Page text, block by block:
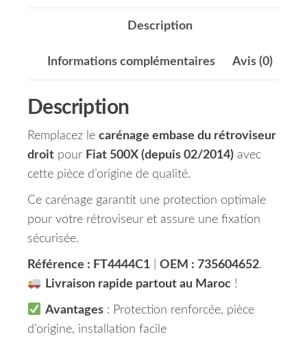
Description
Informations complémentaires Avis (0)
Description
Remplacez le carénage embase du rétroviseur
droit pour Fiat 500X (depuis 02/2014) avec
cette pièce d’origine de qualité.
Ce carénage garantit une protection optimale
pour votre rétroviseur et assure une fixation
sécurisée.
Référence : FT4444C1 OEM : 735604652.
Livraison rapide partout au Maroc!
Avantages: Protection renforcée, pièce
d’origine, installation facile